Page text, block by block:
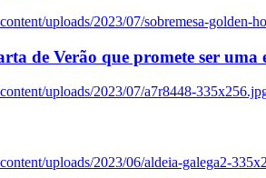
uploads/2023/07/sobremesa-golden-
de Verão que promete ser uma
uploads/2023/07/a7r8448-
uploads/2023/06/aldeia-galega2-